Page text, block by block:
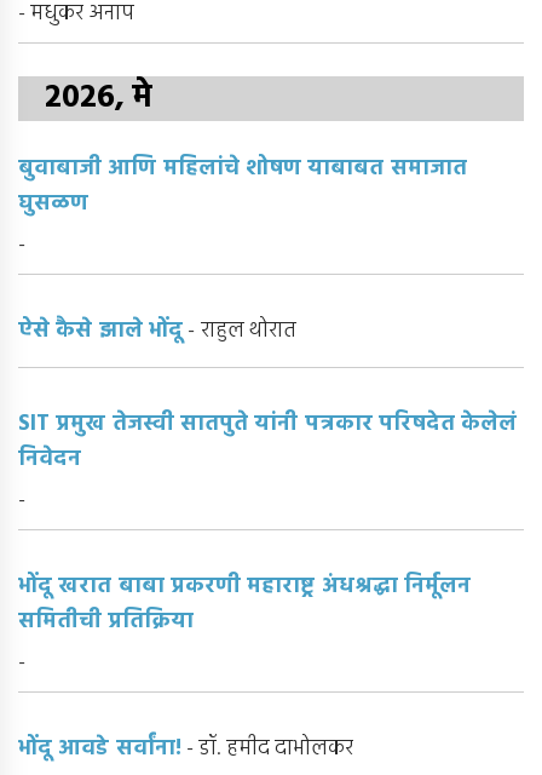
- मधुकर अनाप
2026, मे
बुवाबाजी आणि महिलांचे शोषण याबाबत समाजात
घुसळण
-
ऐसे कैसे झाले भोंदू- राहुल थोरात
SIT प्रमुख तेजस्वी सातपुते यांनी पत्रकार परिषदेत केलेलं
निवेदन
-
भोंदू खरात बाबा प्रकरणी महाराष्ट्र अंधश्रद्धा निर्मूलन
समितीची प्रतिक्रिया
-
भोंदू आवडे सर्वांना! - डॉ. हमीद दाभोलकर